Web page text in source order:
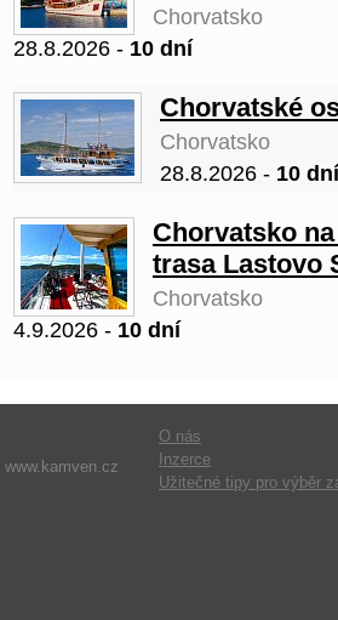
Chorvatsko
28.8.2026 - 10 dní
Chorvatské
Chorvatsko
28.8.2026 - 10 dní
Chorvatsko
trasa Lastovo
Chorvatsko
4.9.2026 - 10 dní
www.kamven.cz
O nás
Inzerce
Užitečné tipy pro výběr